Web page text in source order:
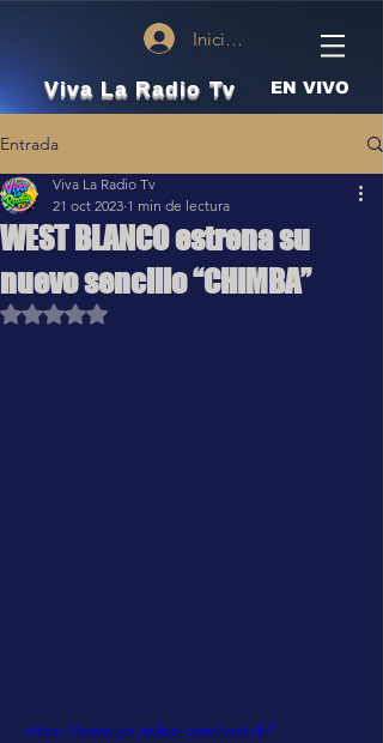
Iniciar sesión
Viva La Radio Tv EN VIVO
Entrada
WEST BLANCO estrena su
nuevo sencillo “CHIMBA”
Viva La Radio Tv
21 oct 2023 1 min de lectura
Obtuvo NaN de 5 estrellas.
https://www.youtube.com/watch?